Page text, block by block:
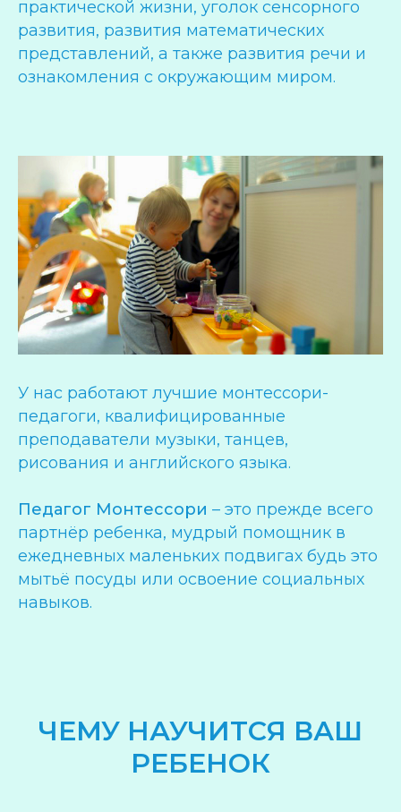
практической жизни, уголок сенсорного
развития, развития математических
представлений, а также развития речи и
ознакомления с окружающим миром.
У нас работают лучшие монтессори-
педагоги, квалифицированные
преподаватели музыки, танцев,
рисования и английского языка.
Педагог Монтессори – это прежде всего
партнёр ребенка, мудрый помощник в
ежедневных маленьких подвигах будь это
мытьё посуды или освоение социальных
навыков.
ЧЕМУ НАУЧИТСЯ ВАШ
РЕБЕНОК